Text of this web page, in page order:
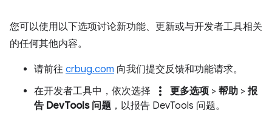
您可以使用以下选项讨论新功能、更新或与开发者工具相关
的任何其他内容。
请前往 crbug.com 向我们提交反馈和功能请求。
在开发者工具中，依次选择
more_vert 更多选项 > 帮助 > 报
告 DevTools 问题 ，以报告 DevTools 问题。